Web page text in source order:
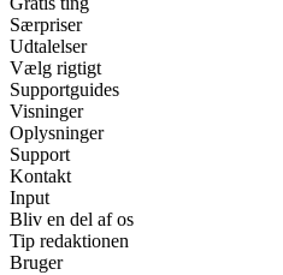
Særpriser
Udtalelser
Vælg rigtigt
Supportguides
Visninger
Oplysninger
Support
Kontakt
Input
Bliv en del af os
Tip redaktionen
Bruger